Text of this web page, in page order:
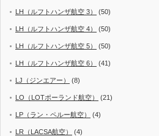
LH（ルフトハンザ航空 3） (50)
LH（ルフトハンザ航空 4） (50)
LH（ルフトハンザ航空 5） (50)
LH（ルフトハンザ航空 6） (41)
LJ（ジンエアー） (8)
LO（LOTポーランド航空） (21)
LP（ラン・ペルー航空） (4)
LR（LACSA航空） (4)